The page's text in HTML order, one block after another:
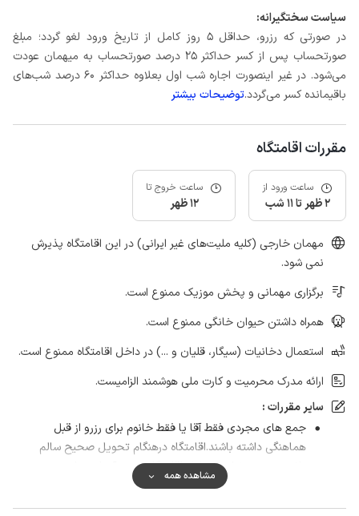
سیاست سختگیرانه:
در صورتی که رزرو، حداقل 5 روز کامل از تاریخ ورود لغو گردد؛ مبلغ
صورتحساب پس از کسر حداکثر 25 درصد صورتحساب به میهمان عودت
می‌شود. در غیر اینصورت اجاره شب اول بعلاوه حداکثر 60 درصد شب‌های
باقیمانده کسر می‌گردد.توضیحات بیشتر
مقررات اقامتگاه
ساعت ورود از
2 ظهر تا 11 شب
ساعت خروج تا
12 ظهر
مهمان خارجی (کلیه ملیت‌های غیر ایرانی) در این اقامتگاه پذیرش
نمی شود.
برگزاری مهمانی و پخش موزیک ممنوع است.
همراه داشتن حیوان خانگی ممنوع است.
استعمال دخانیات (سیگار، قلیان و ...) در داخل اقامتگاه ممنوع است.
ارائه مدرک محرمیت و کارت ملی هوشمند الزامیست.
سایر مقررات :
جمع های مجردی فقط آقا یا فقط خانوم برای رزرو از قبل
هماهنگی داشته باشند.اقامتگاه درهنگام تحویل صحیح سالم
باشددرصورت خرابی وسایل اقامتگاه هزینه آن ازمهمان محترم
دریافت خواهدشد.
مشاهده همه